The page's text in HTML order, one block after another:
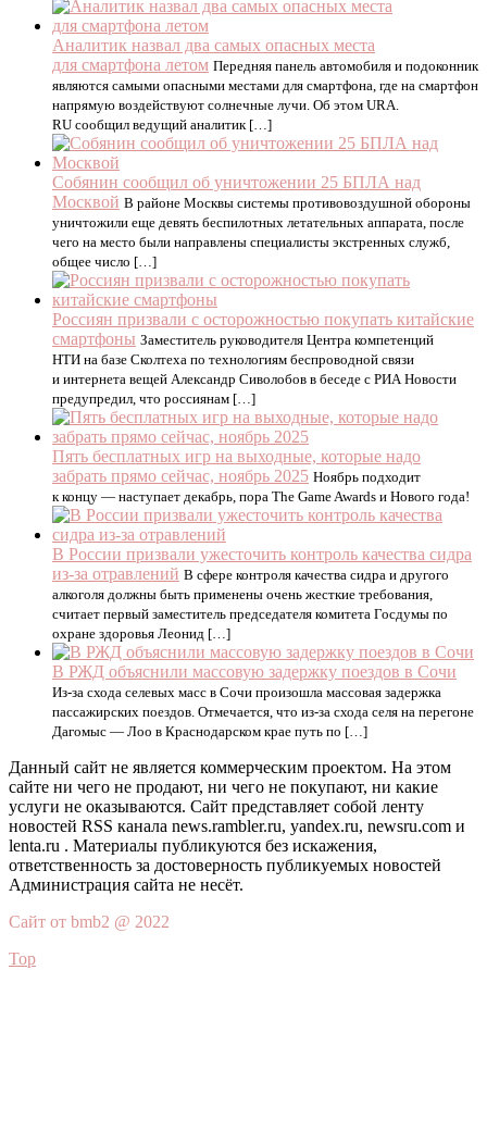
Аналитик назвал два самых опасных места
для смартфона летом Передняя панель автомобиля и подоконник
являются самыми опасными местами для смартфона, где на смартфон
напрямую воздействуют солнечные лучи. Об этом URA.
RU сообщил ведущий аналитик […]
Собянин сообщил об уничтожении 25 БПЛА над
Москвой В районе Москвы системы противовоздушной обороны
уничтожили еще девять беспилотных летательных аппарата, после
чего на место были направлены специалисты экстренных служб,
общее число […]
Россиян призвали с осторожностью покупать китайские
смартфоны Заместитель руководителя Центра компетенций
НТИ на базе Сколтеха по технологиям беспроводной связи
и интернета вещей Александр Сиволобов в беседе с РИА Новости
предупредил, что россиянам […]
Пять бесплатных игр на выходные, которые надо
забрать прямо сейчас, ноябрь 2025 Ноябрь подходит
к концу — наступает декабрь, пора The Game Awards и Нового года!
В России призвали ужесточить контроль качества сидра
из-за отравлений В сфере контроля качества сидра и другого
алкоголя должны быть применены очень жесткие требования,
считает первый заместитель председателя комитета Госдумы по
охране здоровья Леонид […]
В РЖД объяснили массовую задержку поездов в Сочи
Из-за схода селевых масс в Сочи произошла массовая задержка
пассажирских поездов. Отмечается, что из-за схода селя на перегоне
Дагомыс — Лоо в Краснодарском крае путь по […]
Данный сайт не является коммерческим проектом. На этом
сайте ни чего не продают, ни чего не покупают, ни какие
услуги не оказываются. Сайт представляет собой ленту
новостей RSS канала news.rambler.ru, yandex.ru, newsru.com и
lenta.ru . Материалы публикуются без искажения,
ответственность за достоверность публикуемых новостей
Администрация сайта не несёт.
Сайт от bmb2 @ 2022
Top